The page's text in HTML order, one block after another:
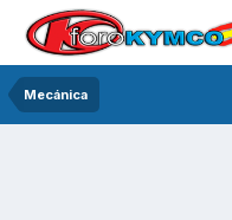
Mecánica